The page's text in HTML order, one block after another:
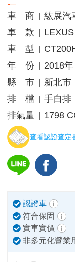
車 商
紘展汽
車 款
LEXUS
車 型
年 份
2018年
縣 市
新北市
排 檔
手自排
排氣量
1798
查看認證查定
認證車
符合保固
實車實價
非多元化營業